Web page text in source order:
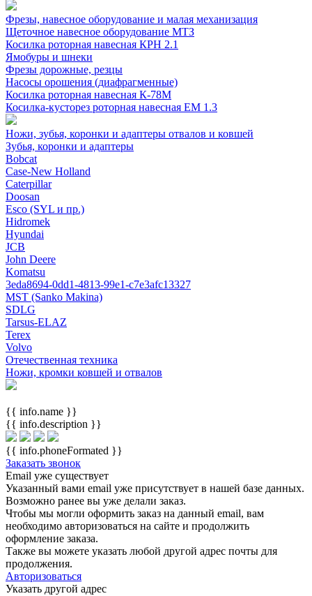
Фрезы, навесное оборудование и малая механизация
Щеточное навесное оборудование МТЗ
Косилка роторная навесная КРН 2.1
Ямобуры и шнеки
Фрезы дорожные, резцы
Насосы орошения (диафрагменные)
Косилка роторная навесная К-78М
Косилка-кусторез роторная навесная ЕМ 1.3
Ножи, зубья, коронки и адаптеры отвалов и ковшей
Зубья, коронки и адаптеры
Bobcat
Case-New Holland
Caterpillar
Doosan
Esco (SYL и пр.)
Hidromek
Hyundai
JCB
John Deere
Komatsu
3eda8694-0dd1-4813-99e1-c7e3afc13327
MST (Sanko Makina)
SDLG
Tarsus-ELAZ
Terex
Volvo
Отечественная техника
Ножи, кромки ковшей и отвалов
{{ info.name }}
{{ info.description }}
{{ info.phoneFormated }}
Заказать звонок
Email уже существует
Указанный вами email уже присутствует в нашей базе данных.
Возможно ранее вы уже делали заказ.
Чтобы мы могли оформить заказ на данный email, вам
необходимо авторизоваться на сайте и продолжить
оформление заказа.
Также вы можете указать любой другой адрес почты для
продолжения.
Авторизоваться
Указать другой адрес